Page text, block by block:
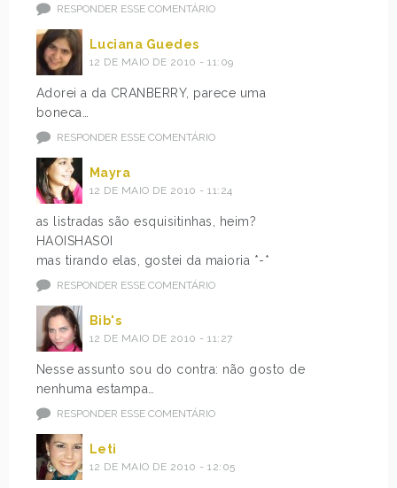
RESPONDER ESSE COMENTÁRIO
Luciana Guedes
12 DE MAIO DE 2010 - 11:09
Adorei a da CRANBERRY, parece uma
boneca…
RESPONDER ESSE COMENTÁRIO
Mayra
12 DE MAIO DE 2010 - 11:24
as listradas são esquisitinhas, heim?
HAOISHASOI
mas tirando elas, gostei da maioria *-*
RESPONDER ESSE COMENTÁRIO
Bib's
12 DE MAIO DE 2010 - 11:27
Nesse assunto sou do contra: não gosto de
nenhuma estampa…
RESPONDER ESSE COMENTÁRIO
Leti
12 DE MAIO DE 2010 - 12:05